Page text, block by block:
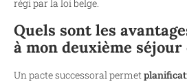
régi par la loi belge.
Quels sont les
à mon deuxième séjour
Un pacte successoral permet